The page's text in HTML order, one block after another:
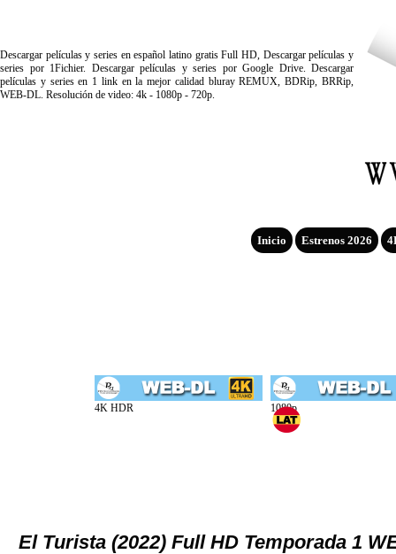
Descargar películas y series en español latino gratis Full HD, Descargar películas y
series por 1Fichier. Descargar películas y series por Google Drive. Descargar
películas y series en 1 link en la mejor calidad bluray REMUX, BDRip, BRRip,
WEB-DL. Resolución de video: 4k - 1080p - 720p.
Inicio Estrenos 2026
El Turista (2022) Full HD Temporada 1